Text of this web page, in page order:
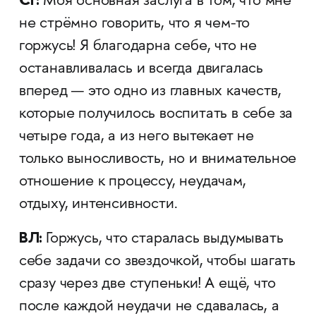
не стрёмно говорить, что я чем-то
горжусь! Я благодарна себе, что не
останавливалась и всегда двигалась
вперед — это одно из главных качеств,
которые получилось воспитать в себе за
четыре года, а из него вытекает не
только выносливость, но и внимательное
отношение к процессу, неудачам,
отдыху, интенсивности.
ВЛ: Горжусь, что старалась выдумывать
себе задачи со звездочкой, чтобы шагать
сразу через две ступеньки! А ещё, что
после каждой неудачи не сдавалась, а